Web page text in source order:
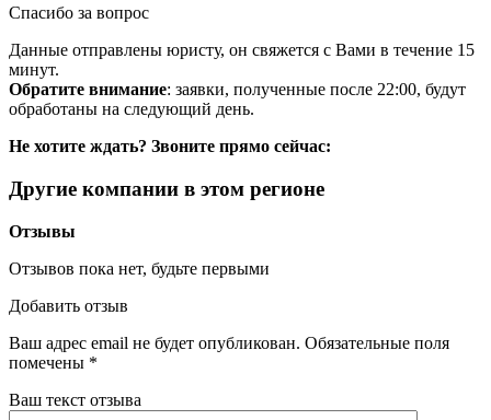
Спасибо за вопрос
Данные отправлены юристу, он свяжется с Вами в течение 15
минут.
Обратите внимание: заявки, полученные после 22:00, будут
обработаны на следующий день.
Не хотите ждать? Звоните прямо сейчас:
Другие компании в этом регионе
Отзывы
Отзывов пока нет, будьте первыми
Добавить отзыв
Ваш адрес email не будет опубликован. Обязательные поля
помечены *
Ваш текст отзыва